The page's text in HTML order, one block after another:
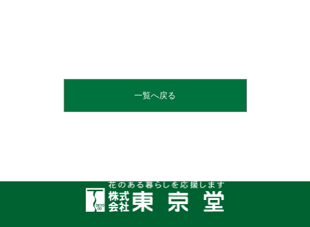
一覧へ戻る